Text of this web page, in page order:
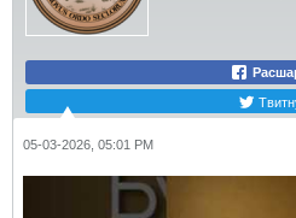
05-03-2026, 05:01 PM